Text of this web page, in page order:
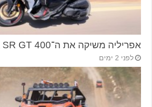
אפריליה משיקה את ה־SR GT 400 בישראל
לפני 2 ימים